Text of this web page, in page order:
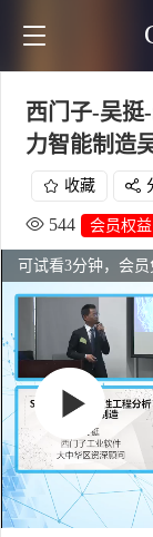
西门子-吴挺
力智能制造
收藏
544 会员权益
可试看3分钟，会